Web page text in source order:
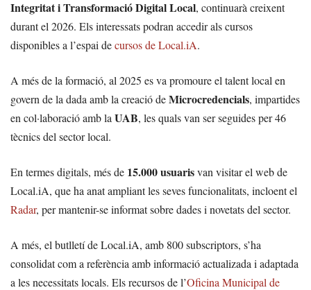
Integritat i Transformació Digital Local, continuarà creixent
durant el 2026. Els interessats podran accedir als cursos
disponibles a l’espai decursos de Local.iA.
A més de la formació, al 2025 es va promoure el talent local en
govern de la dada amb la creació deMicrocredencials, impartides
en col·laboració amb la UAB, les quals van ser seguides per 46
tècnics del sector local.
En termes digitals, més de 15.000 usuarisvan visitar el web de
Local.iA, que ha anat ampliant les seves funcionalitats, incloent el
Radar, per mantenir-se informat sobre dades i novetats del sector.
A més, el butlletí de Local.iA, amb 800 subscriptors, s’ha
consolidat com a referència amb informació actualizada i adaptada
a les necessitats locals. Els recursos de l’Oficina Municipal de